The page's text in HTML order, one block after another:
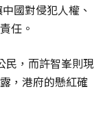
國對侵犯人權、
任。
民，而許智峯則現
，港府的懸紅確